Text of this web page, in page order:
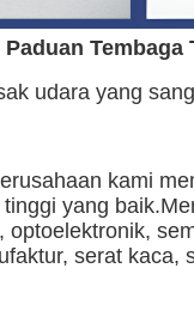
Tembaga
udara yang
kami
yang
serat